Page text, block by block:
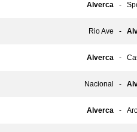
Alverca -
Rio Ave -
Alverca -
Nacional -
Alverca -